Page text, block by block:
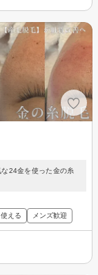
24金を使った金の糸
える メンズ歓迎